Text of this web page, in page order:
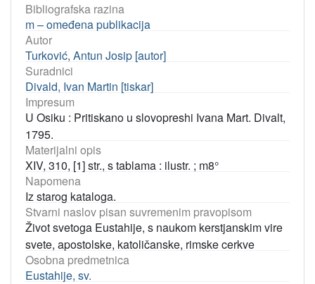
Bibliografska razina
m – omeđena publikacija
Autor
Turković, Antun Josip [autor]
Suradnici
Divald, Ivan Martin [tiskar]
Impresum
U Osiku : Pritiskano u slovopreshi Ivana Mart. Divalt,
1795.
Materijalni opis
XIV, 310, [1] str., s tablama : ilustr. ; m8°
Napomena
Iz starog kataloga.
Stvarni naslov pisan suvremenim pravopisom
Život svetoga Eustahije, s naukom kerstjanskim vire
svete, apostolske, katoličanske, rimske cerkve
Osobna predmetnica
Eustahije, sv.